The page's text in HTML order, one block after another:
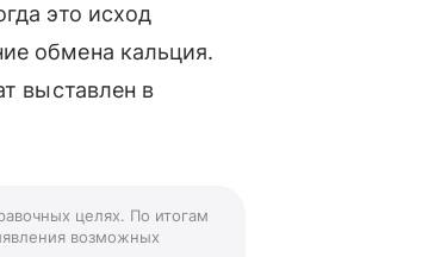
это исход
обмена кальция.
выставлен в
целях. По итогам
возможных